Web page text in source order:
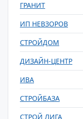
ГРАНИТ
ИП НЕВЗОРОВ
СТРОЙДОМ
ДИЗАЙН-ЦЕНТР
ИВА
СТРОЙБАЗА
СТРОЙ ЛИГА